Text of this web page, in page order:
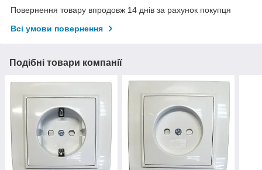
Повернення товару впродовж 14 днів за рахунок покупця
Всі умови повернення
Подібні товари компанії